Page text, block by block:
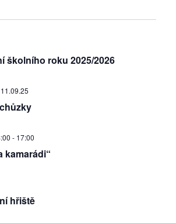
školního roku 2025/2026
11.09.25
kamarádi“
- 17:00
hřiště